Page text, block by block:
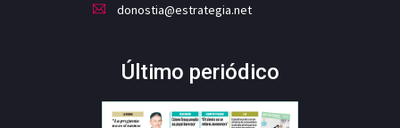
donostia@estrategia.net
Último periódico